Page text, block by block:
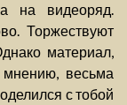
на видеоряд.
Торжествуют
материал,
весьма
с тобой